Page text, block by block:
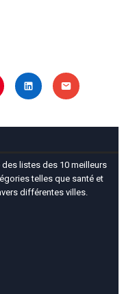
listes des 10 meilleurs
telles que santé et
différentes villes.